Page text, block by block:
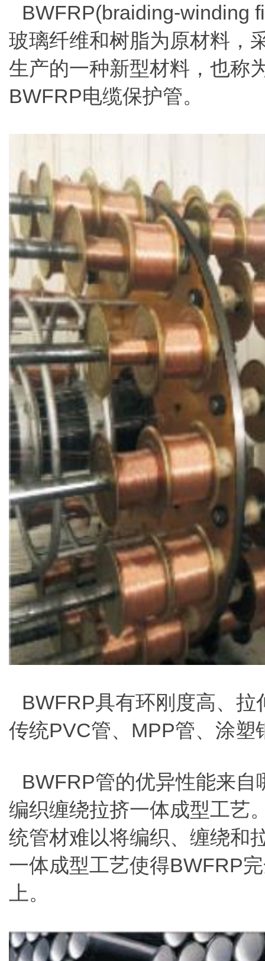
BWFRP(braiding-winding
玻璃纤维和树脂为原材料，
生产的一种新型材料，也称
BWFRP电缆保护管。
BWFRP具有环刚度高、
传统PVC管、MPP管、涂
BWFRP管的优异性能来
编织缠绕拉挤一体成型工艺
统管材难以将编织、缠绕和
一体成型工艺使得BWFRP
上。